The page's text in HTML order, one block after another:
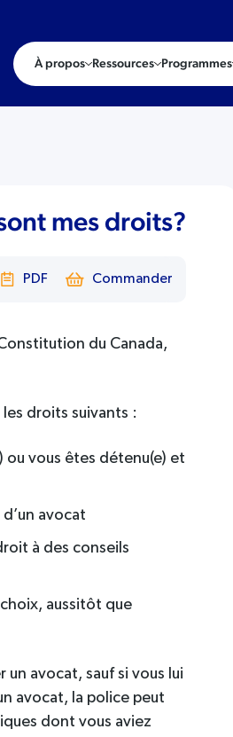
À propos Ressources Programmes
mes droits?
PDF Commander
du Canada,
droits suivants :
ou vous êtes détenu(e) et
avocat
à des conseils
aussitôt que
un avocat, sauf si vous lui
avocat, la police peut
dont vous aviez